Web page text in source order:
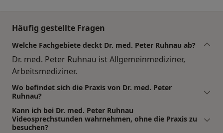
Häufig gestellte Fragen
Welche Fachgebiete deckt Dr. med. Peter Ruhnau ab?
Dr. med. Peter Ruhnau ist Allgemeinmediziner,
Arbeitsmediziner.
Wo befindet sich die Praxis von Dr. med. Peter
Ruhnau?
Kann ich bei Dr. med. Peter Ruhnau
Videosprechstunden wahrnehmen, ohne die Praxis zu
besuchen?